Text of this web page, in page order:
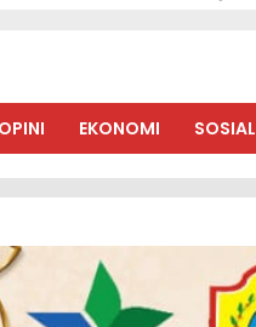
OPINI EKONOMI SOSIAL